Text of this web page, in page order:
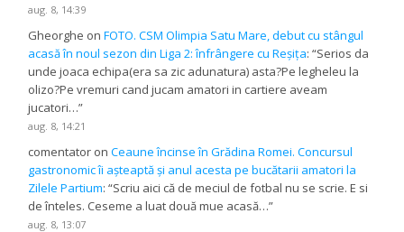
aug. 8, 14:39
Gheorghe onFOTO. CSM Olimpia Satu Mare, debut cu stângul
acasă în noul sezon din Liga 2: înfrângere cu Reșița: “Serios da
unde joaca echipa(era sa zic adunatura) asta?Pe legheleu la
olizo?Pe vremuri cand jucam amatori in cartiere aveam
jucatori…”
aug. 8, 14:21
comentator onCeaune încinse în Grădina Romei. Concursul
gastronomic îi așteaptă și anul acesta pe bucătarii amatori la
Zilele Partium: “Scriu aici că de meciul de fotbal nu se scrie. E si
de înteles. Ceseme a luat două mue acasă…”
aug. 8, 13:07